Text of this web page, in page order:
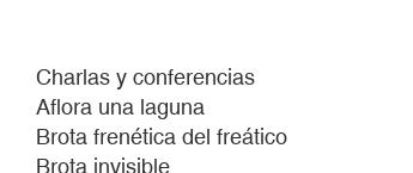
Charlas y conferencias
Aflora una laguna
Brota frenética del freático
Brota invisible